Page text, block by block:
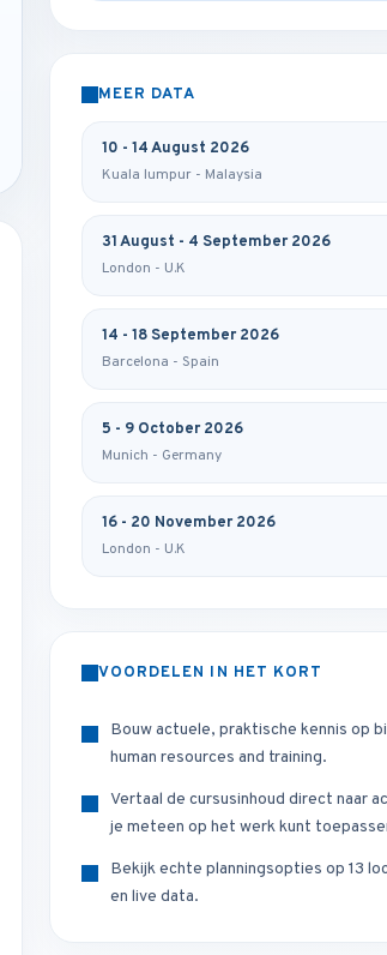
MEER DATA
10 - 14 August 2026
Kuala lumpur - Malaysia
31 August - 4 September 2026
London - U.K
14 - 18 September 2026
Barcelona - Spain
5 - 9 October 2026
Munich - Germany
16 - 20 November 2026
London - U.K
VOORDELEN IN HET KORT
Bouw actuele, praktische kennis op
human resources and training.
Vertaal de cursusinhoud direct naar
je meteen op het werk kunt
Bekijk echte planningsopties op 13
en live data.